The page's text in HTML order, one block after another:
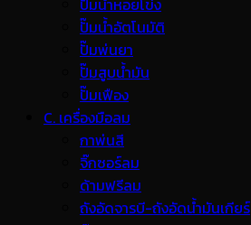
ปั๊มน้ำหอยโข่ง
ปั๊มน้ำอัตโนมัติ
ปั๊มพ่นยา
ปั๊มสูบน้ำมัน
ปั๊มเฟือง
C. เครื่องมือลม
กาพ่นสี
จิ๊กซอร์ลม
ด้ามฟรีลม
ถังอัดจารบี-ถังอัดน้ำมันเกียร์